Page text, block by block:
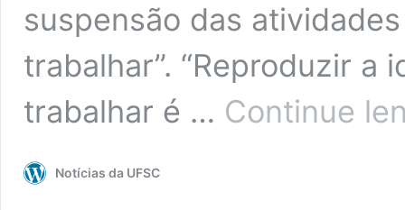
suspensão das
trabalhar”. “Reproduzir a
trabalhar é … Continue
Notícias da UFSC